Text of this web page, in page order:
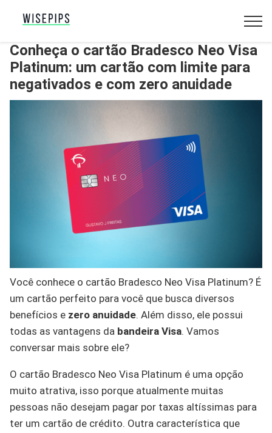
Conheça o cartão Bradesco Neo Visa
Platinum: um cartão com limite para
negativados e com zero anuidade
Você conhece o cartão Bradesco Neo Visa Platinum? É
um cartão perfeito para você que busca diversos
benefícios e zero anuidade. Além disso, ele possui
todas as vantagens da bandeira Visa. Vamos
conversar mais sobre ele?
O cartão Bradesco Neo Visa Platinum é uma opção
muito atrativa, isso porque atualmente muitas
pessoas não desejam pagar por taxas altíssimas para
ter um cartão de crédito. Outra característica que